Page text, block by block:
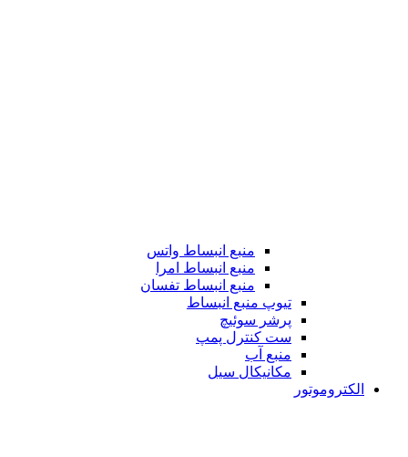
منبع انبساط واتس
منبع انبساط امرا
منبع انبساط تفسان
تیوپ منبع انبساط
پرشر سوئیچ
ست کنترل پمپ
منبع آب
مکانیکال سیل
الکتروموتور